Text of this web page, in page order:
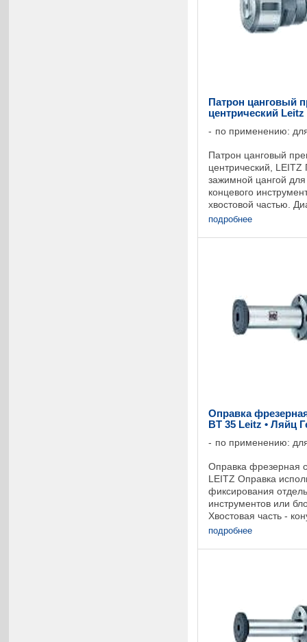
Патрон цанговый
центрический
по применению:
Патрон цанговый
центрический,
зажимной цангой
концевого
хвостовой частью.
инструмента до
подробнее
Оправка
BT 35 Leitz • Ляйц
по применению:
Оправка фрезерная
LEITZ Оправка
фиксирования
инструментов или
Хвостовая часть -
Предохранение от
подробнее